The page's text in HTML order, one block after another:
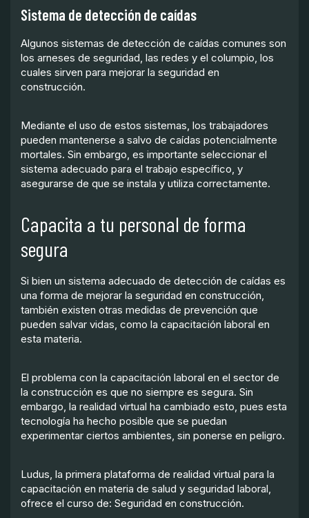
Sistema de detección de caídas
Algunos sistemas de detección de caídas comunes son
los arneses de seguridad, las redes y el columpio, los
cuales sirven para mejorar la seguridad en
construcción.
Mediante el uso de estos sistemas, los trabajadores
pueden mantenerse a salvo de caídas potencialmente
mortales. Sin embargo, es importante seleccionar el
sistema adecuado para el trabajo específico, y
asegurarse de que se instala y utiliza correctamente.
Capacita a tu personal de forma
segura
Si bien un sistema adecuado de detección de caídas es
una forma de mejorar la seguridad en construcción,
también existen otras medidas de prevención que
pueden salvar vidas, como la capacitación laboral en
esta materia.
El problema con la capacitación laboral en el sector de
la construcción es que no siempre es segura. Sin
embargo, la realidad virtual ha cambiado esto, pues esta
tecnología ha hecho posible que se puedan
experimentar ciertos ambientes, sin ponerse en peligro.
Ludus, la primera plataforma de realidad virtual para la
capacitación en materia de salud y seguridad laboral,
ofrece el curso de: Seguridad en construcción.